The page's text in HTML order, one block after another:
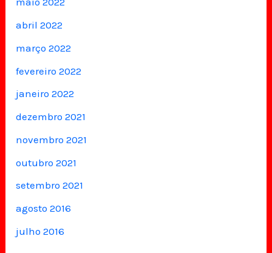
abril 2022
março 2022
fevereiro 2022
janeiro 2022
dezembro 2021
novembro 2021
outubro 2021
setembro 2021
agosto 2016
julho 2016